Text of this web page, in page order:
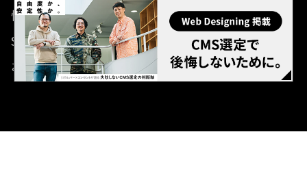
情報セキュリティ方針
SDGsに関する取り組み
お問い合わせ